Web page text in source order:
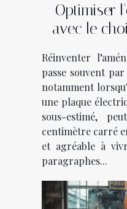
Optimiser
avec le
Réinventer
passe souvent
notamment
une plaque
sous-estimé,
centimètre carré
et agréable à
paragraphes...